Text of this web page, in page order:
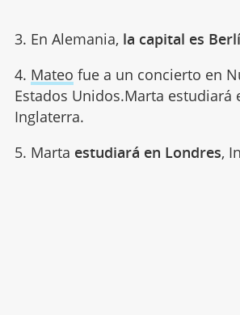
3. En Alemania, la capital es
4. Mateo fue a un concierto en
Estados Unidos.Marta estudiará
Inglaterra.
5. Marta estudiará en Londres,